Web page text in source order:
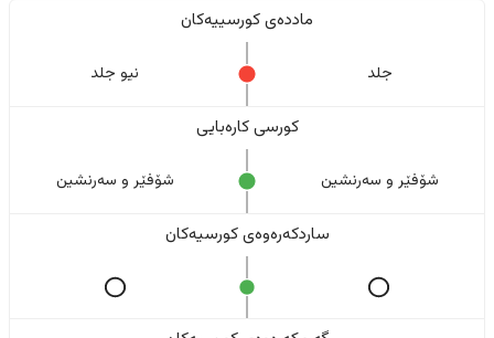
ماددەی کورسییەکان
جلد نیو جلد
کورسی کارەبایی
شۆفێر و سەرنشین شۆفێر و سەرنشین
ساردکەرەوەی کورسیەکان